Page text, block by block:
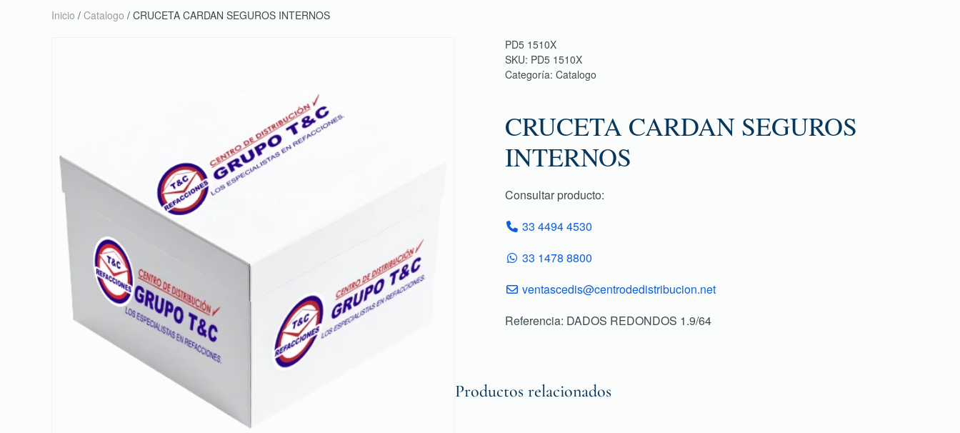
Inicio / Catalogo / CRUCETA CARDAN SEGUROS INTERNOS
PD5 1510X
SKU: PD5 1510X
Categoría: Catalogo
CRUCETA CARDAN SEGUROS
INTERNOS
Consultar producto:
33 4494 4530
33 1478 8800
ventascedis@centrodedistribucion.net
Referencia: DADOS REDONDOS 1.9/64
Productos relacionados